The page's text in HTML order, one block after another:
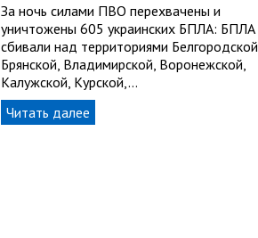
За ночь силами ПВО перехвачены и
уничтожены 605 украинских БПЛА: БПЛА
сбивали над территориями Белгородской,
Брянской, Владимирской, Воронежской,
Калужской, Курской,…
Читать далее